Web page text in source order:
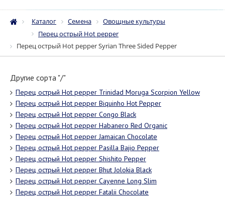
Каталог Семена
Овощные культуры
Перец острый Hot pepper
Перец острый Hot pepper Syrian Three Sided Pepper
Другие сорта "/"
Перец острый Hot pepper Trinidad Moruga Scorpion Yellow
Перец острый Hot pepper Biquinho Hot Pepper
Перец острый Hot pepper Congo Black
Перец острый Hot pepper Habanero Red Organic
Перец острый Hot pepper Jamaican Chocolate
Перец острый Hot pepper Pasilla Bajio Pepper
Перец острый Hot pepper Shishito Pepper
Перец острый Hot pepper Bhut Jolokia Black
Перец острый Hot pepper Cayenne Long Slim
Перец острый Hot pepper Fatalii Chocolate